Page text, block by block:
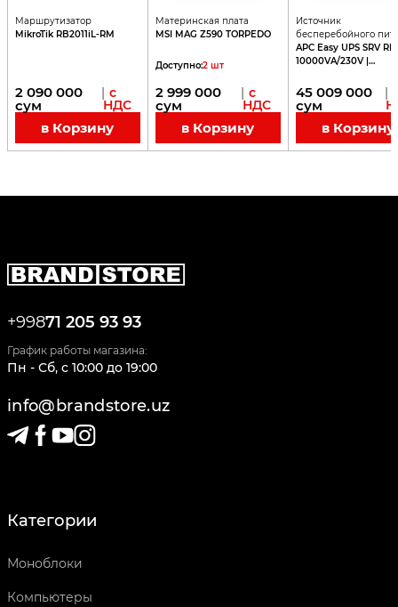
Маршрутизатор
MikroTik RB2011iL-RM
2 090 000
сум
| с
НДС
в Корзину
Материнская плата
MSI MAG Z590 TORPEDO
Доступно:2 шт
2 999 000
сум
| с
НДС
в Корзину
Источник
бесперебойного
APC Easy UPS SRV RM
10000VA/230V |
45 009 000
сум
|
в Корзину
+99871 205 93 93
График работы магазина:
Пн - Сб, c 10:00 до 19:00
info@brandstore.uz
Категории
Моноблоки
Компьютеры